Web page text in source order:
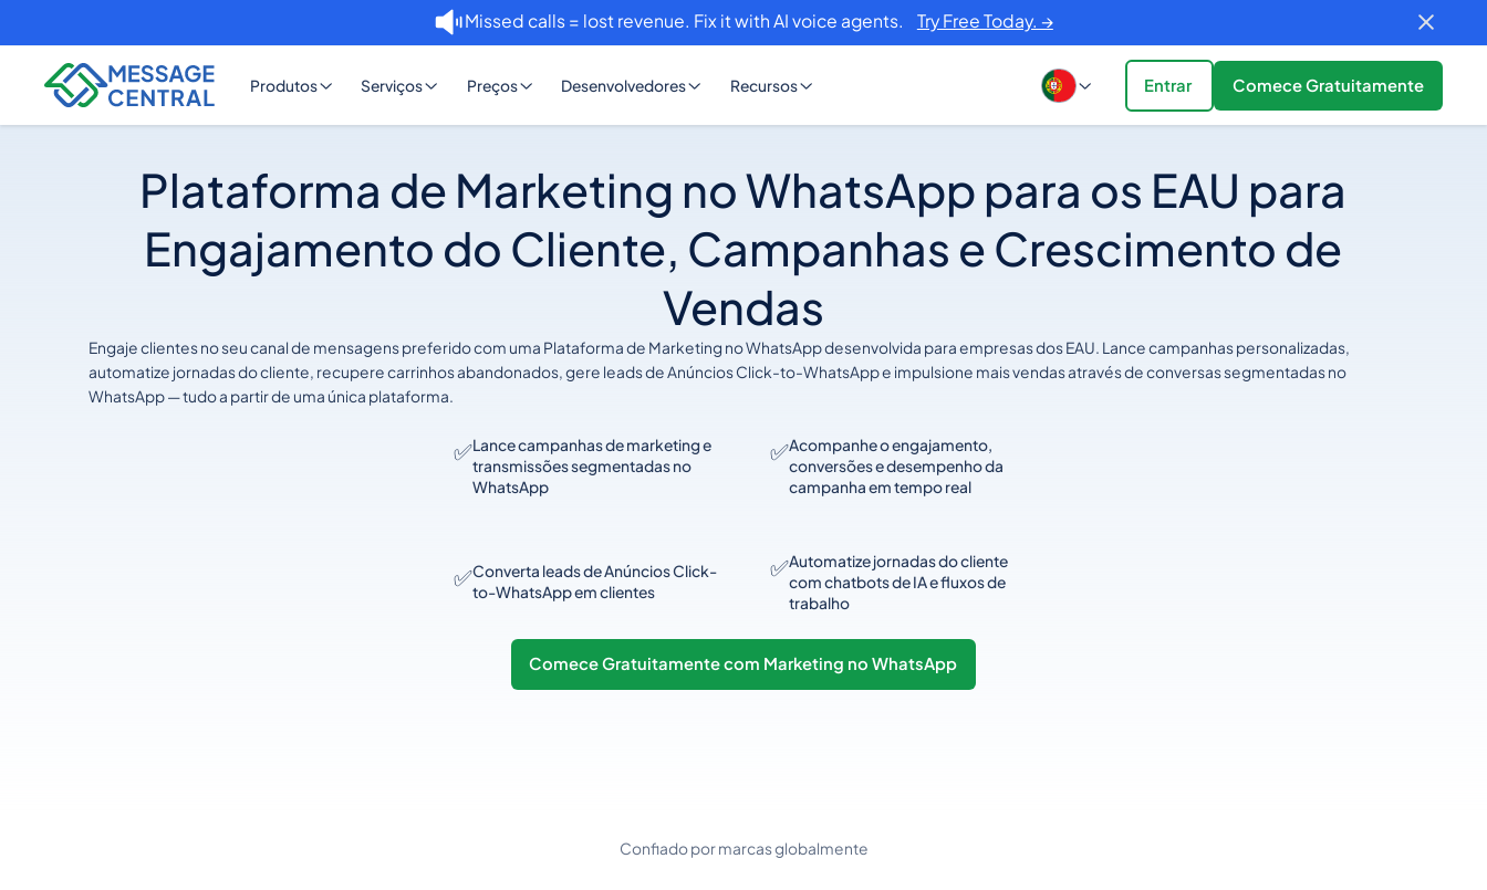
Missed calls = lost revenue. Fix it with AI voice agents. Try Free Today. →
Produtos Serviços Preços Desenvolvedores Recursos Entrar Comece Gratuitamente
Plataforma de Marketing no WhatsApp para os EAU para
Engajamento do Cliente, Campanhas e Crescimento de
Vendas
Engaje clientes no seu canal de mensagens preferido com uma Plataforma de Marketing no WhatsApp desenvolvida para empresas dos EAU. Lance campanhas personalizadas,
automatize jornadas do cliente, recupere carrinhos abandonados, gere leads de Anúncios Click-to-WhatsApp e impulsione mais vendas através de conversas segmentadas no
WhatsApp — tudo a partir de uma única plataforma.
✅Lance campanhas de marketing e
transmissões segmentadas no
WhatsApp
✅Acompanhe o engajamento,
conversões e desempenho da
campanha em tempo real
✅Converta leads de Anúncios Click-
to-WhatsApp em clientes
✅Automatize jornadas do cliente
com chatbots de IA e fluxos de
trabalho
Comece Gratuitamente com Marketing no WhatsApp
Confiado por marcas globalmente